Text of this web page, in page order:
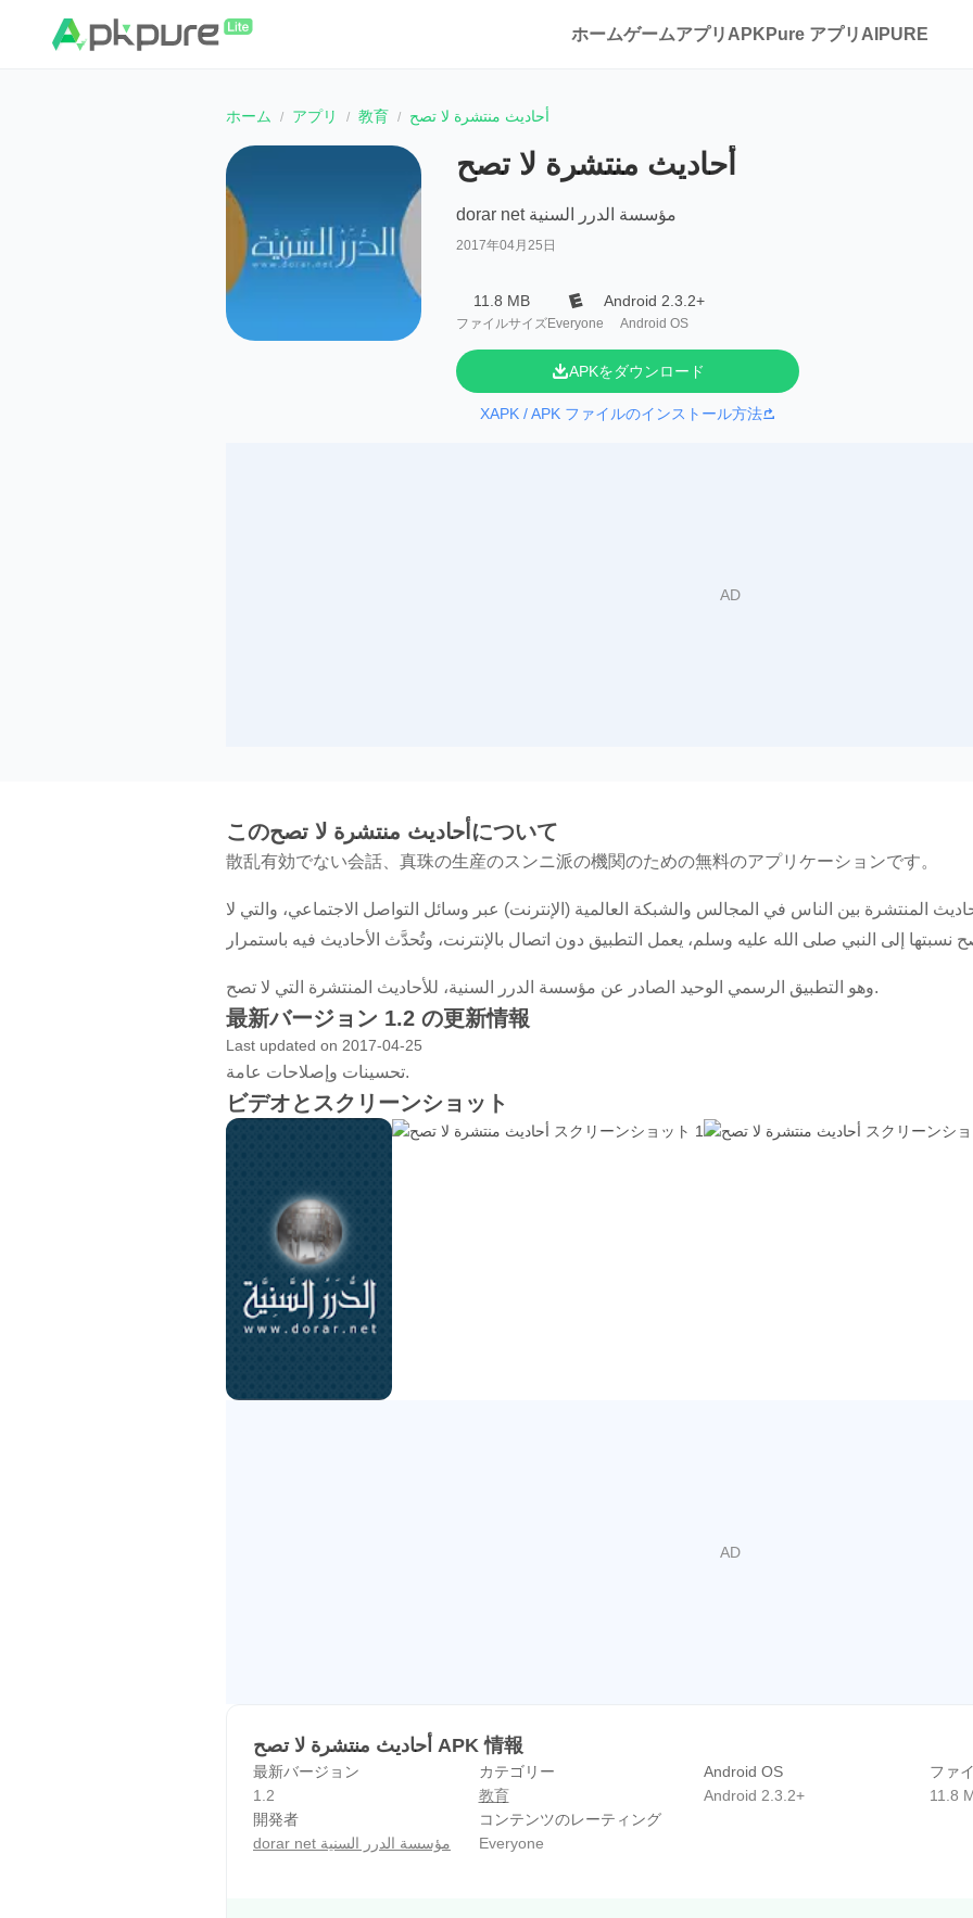
ホームゲームアプリ APKPure アプリ AIPURE
ホーム アプリ 教育 أحاديث منتشرة لا تصح
أحاديث منتشرة لا تصح
dorar net مؤسسة الدرر السنية
2017年04月25日
11.8 MB
ファイルサイズEveryone
Android 2.3.2+
Android OS
APKをダウンロード
XAPK / APK ファイルのインストール方法
このأحاديث منتشرة لا تصحについて
散乱有効でない会話、真珠の生産のスンニ派の機関のための無料のアプリケーションです。
المنتشرة بين الناس في المجالس والشبكة العالمية (الإنترنت) عبر وسائل التواصل الاجتماعي، والتي لا
وهو التطبيق الرسمي الوحيد الصادر عن مؤسسة الدرر السنية، للأحاديث المنتشرة التي لا تصح.
最新バージョン 1.2 の更新情報
Last updated on 2017-04-25
تحسينات وإصلاحات عامة.
ビデオとスクリーンショット
أحاديث منتشرة لا تصح APK 情報
最新バージョン
1.2
カテゴリー
教育
Android OS
Android 2.3.2+
ファ
11.8
開発者
dorar net مؤسسة الدرر السنية
コンテンツのレーティング
Everyone